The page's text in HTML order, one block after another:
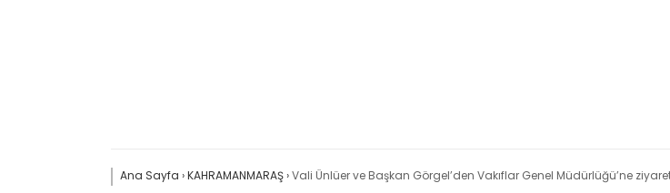
Ana Sayfa ›KAHRAMANMARAŞ›Vali Ünlüer ve Başkan Görgel’den Vakıflar Genel Müdürlüğü’ne